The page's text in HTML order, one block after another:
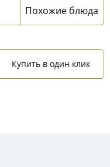
Похожие блюда
Купить в один клик